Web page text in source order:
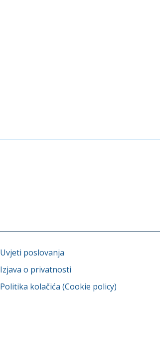
Uvjeti poslovanja
Izjava o privatnosti
Politika kolačića (Cookie policy)